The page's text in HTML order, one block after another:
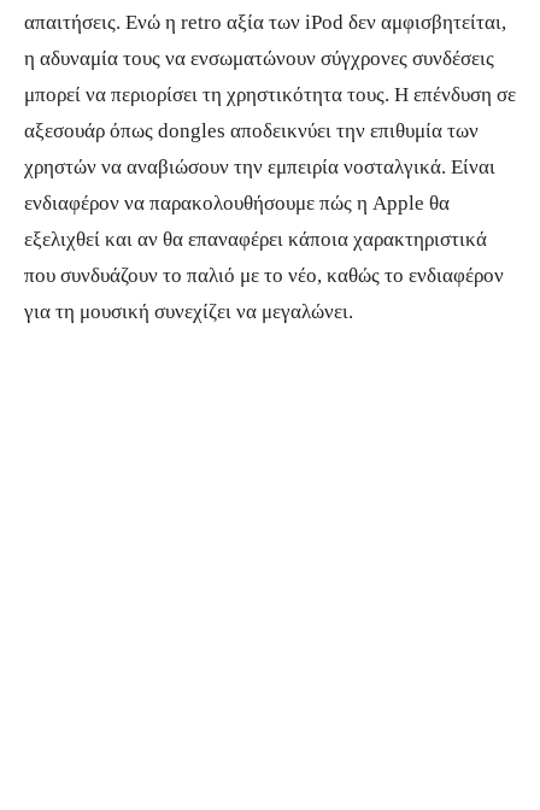
απαιτήσεις. Ενώ η retro αξία των iPod δεν αμφισβητείται,
η αδυναμία τους να ενσωματώνουν σύγχρονες συνδέσεις
μπορεί να περιορίσει τη χρηστικότητα τους. Η επένδυση σε
αξεσουάρ όπως dongles αποδεικνύει την επιθυμία των
χρηστών να αναβιώσουν την εμπειρία νοσταλγικά. Είναι
ενδιαφέρον να παρακολουθήσουμε πώς η Apple θα
εξελιχθεί και αν θα επαναφέρει κάποια χαρακτηριστικά
που συνδυάζουν το παλιό με το νέο, καθώς το ενδιαφέρον
για τη μουσική συνεχίζει να μεγαλώνει.